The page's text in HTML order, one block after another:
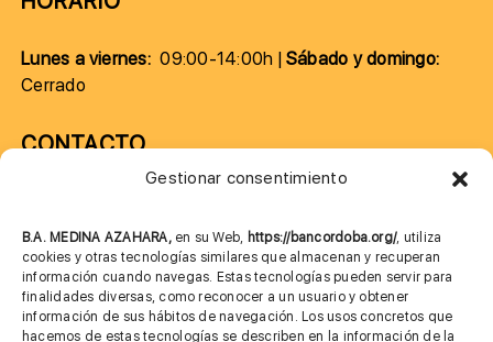
Gestionar consentimiento
B.A. MEDINA AZAHARA, en su Web, https://bancordoba.org/, utiliza
cookies y otras tecnologías similares que almacenan y recuperan
información cuando navegas. Estas tecnologías pueden servir para
finalidades diversas, como reconocer a un usuario y obtener
información de sus hábitos de navegación. Los usos concretos que
hacemos de estas tecnologías se describen en la información de la
Lunes a viernes:09:00-14:00h |Sábado y domingo:
Cerrado
CONTACTO
685 901 226
MÁS INFORMACIÓN